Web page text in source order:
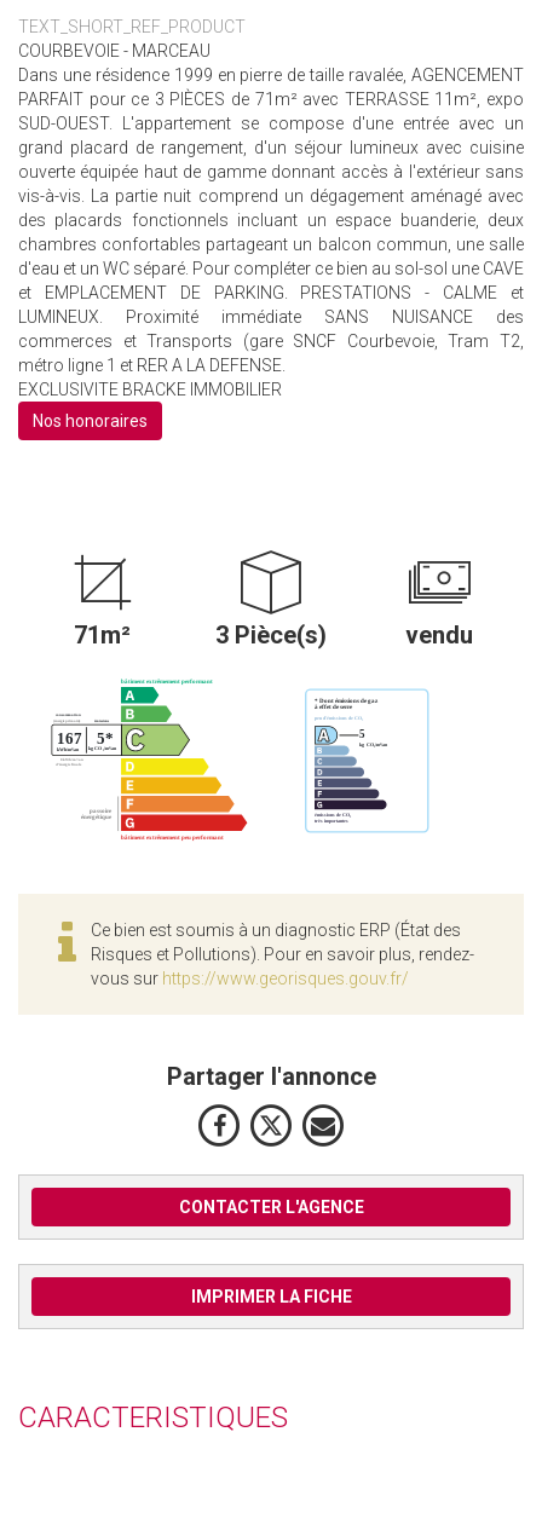
TEXT_SHORT_REF_PRODUCT
COURBEVOIE - MARCEAU
Dans une résidence 1999 en pierre de taille ravalée, AGENCEMENT
PARFAIT pour ce 3 PIÈCES de 71m² avec TERRASSE 11m², expo
SUD-OUEST. L'appartement se compose d'une entrée avec un
grand placard de rangement, d'un séjour lumineux avec cuisine
ouverte équipée haut de gamme donnant accès à l'extérieur sans
vis-à-vis. La partie nuit comprend un dégagement aménagé avec
des placards fonctionnels incluant un espace buanderie, deux
chambres confortables partageant un balcon commun, une salle
d'eau et un WC séparé. Pour compléter ce bien au sol-sol une CAVE
et EMPLACEMENT DE PARKING. PRESTATIONS - CALME et
LUMINEUX. Proximité immédiate SANS NUISANCE des
commerces et Transports (gare SNCF Courbevoie, Tram T2,
métro ligne 1 et RER A LA DEFENSE.
EXCLUSIVITE BRACKE IMMOBILIER
Nos honoraires
71m² 3 Pièce(s) vendu
Ce bien est soumis à un diagnostic ERP (État des
Risques et Pollutions). Pour en savoir plus, rendez-
vous sur https://www.georisques.gouv.fr/
Partager l'annonce
CONTACTER L'AGENCE
IMPRIMER LA FICHE
CARACTERISTIQUES